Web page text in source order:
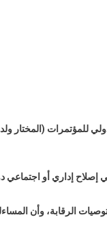
للمؤتمرات (المختار
إصلاح إداري أو اجتماعي
الرقابة، وأن